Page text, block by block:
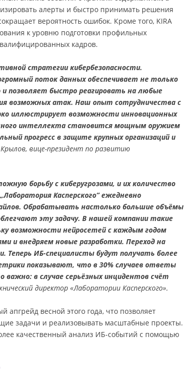
алерты и быстро принимать решения
вероятность ошибок. Кроме того, KIRA
к уровню подготовки профильных
кадров.
стратегии кибербезопасности.
поток данных обеспечивает не только
и позволяет быстро реагировать на любые
возможных атак. Наш опыт сотрудничества с
иллюстрирует возможности инновационных
интеллекта становится мощным оружием
прогресс в защите крупных организаций и
вице-президент по развитию
борьбу с киберугрозами, и их количество
Касперского” ежедневно
Обрабатывать настолько большие объёмы
эту задачу. В нашей компании такие
возможности нейросетей с каждым годом
и внедряем новые разработки. Переход на
Теперь ИБ-специалисты будут получать более
показывают, что в 30% случаев ответы
в случае серьёзных инцидентов счёт
директор «Лаборатории Касперского».
весной этого года, что позволяет
задачи и реализовывать масштабные проекты.
качественный анализ ИБ-событий с помощью